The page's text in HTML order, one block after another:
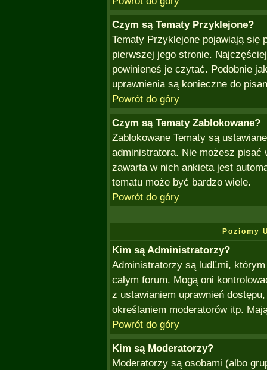
Czym są Tematy Przyklejone?
Tematy Przyklejone pojawiają się
pierwszej jego stronie.
powinieneś je czytać. Podobnie
uprawnienia są konieczne do
Powrót do góry
Czym są Tematy Zablokowane?
Zablokowane Tematy są
administratora. Nie możesz pisać
zawarta w nich ankieta jest
tematu może być bardzo wiele.
Powrót do góry
Poziomy
Kim są Administratorzy?
Administratorzy są ludĽmi,
całym forum. Mogą oni
z ustawianiem uprawnień
określaniem moderatorów itp.
Powrót do góry
Kim są Moderatorzy?
Moderatorzy są osobami (albo